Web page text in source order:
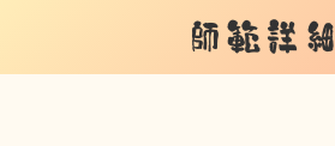
師範詳細